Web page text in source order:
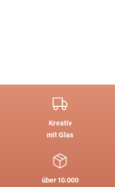
Kreativ
mit Glas
über 10.000